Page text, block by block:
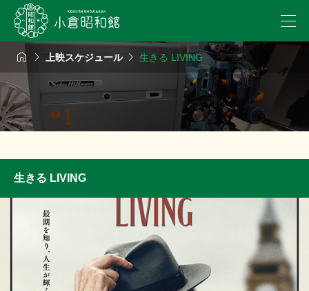
  上映スケジュール 生きる LIVING
生きる LIVING